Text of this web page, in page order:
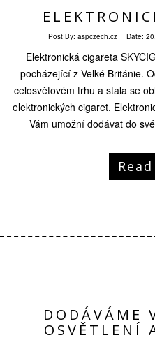
Post By: aspczech.cz Date:
Elektronická cigareta
pocházející z Velké Británie.
celosvětovém trhu a stala se
elektronických cigaret.
Vám umožní dodávat do
DODÁVÁME
OSVĚTLENÍ